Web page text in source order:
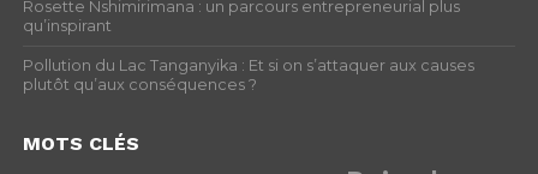
Rosette Nshimirimana : un parcours entrepreneurial plus
qu’inspirant
Pollution du Lac Tanganyika : Et si on s’attaquer aux causes
plutôt qu’aux conséquences ?
MOTS CLÉS